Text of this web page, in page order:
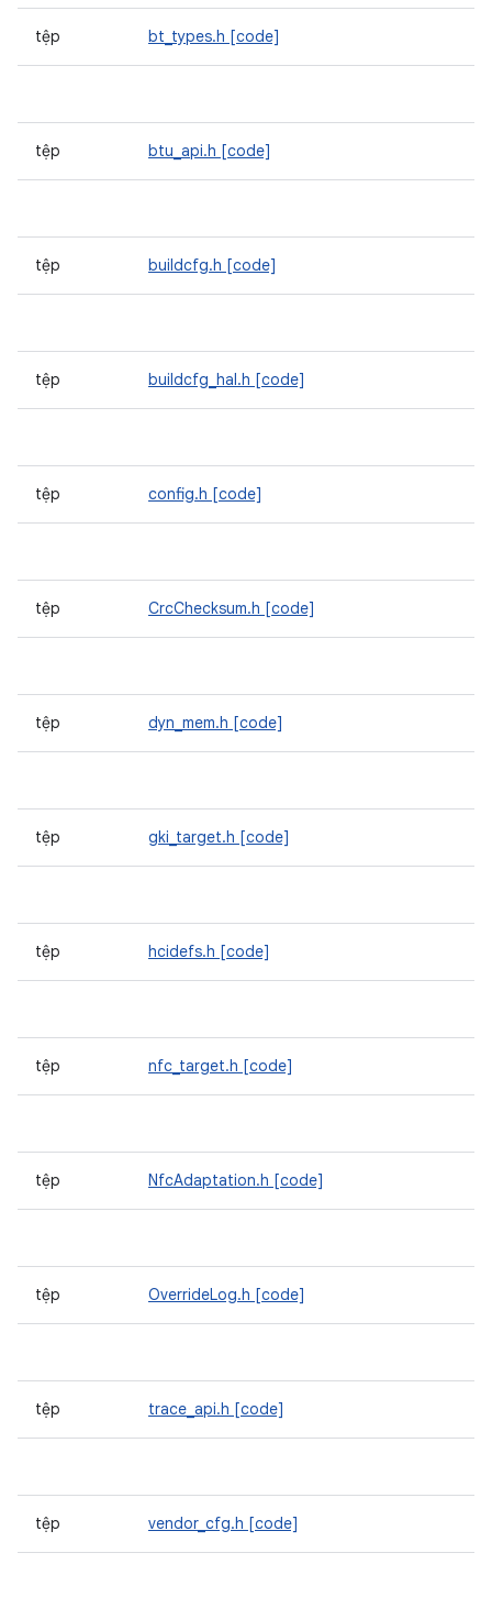
tệp bt_types.h [code]
tệp btu_api.h [code]
tệp buildcfg.h [code]
tệp buildcfg_hal.h [code]
tệp config.h [code]
tệp CrcChecksum.h [code]
tệp dyn_mem.h [code]
tệp gki_target.h [code]
tệp hcidefs.h [code]
tệp nfc_target.h [code]
tệp NfcAdaptation.h [code]
tệp OverrideLog.h [code]
tệp trace_api.h [code]
tệp vendor_cfg.h [code]